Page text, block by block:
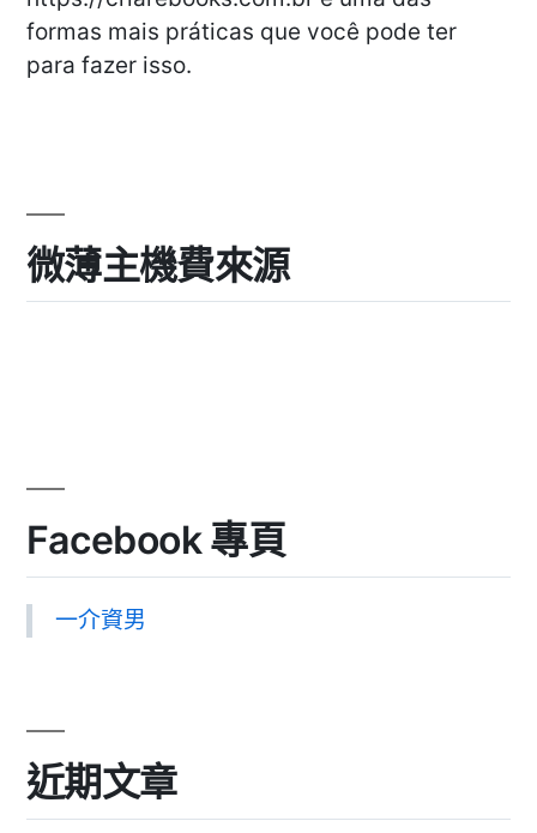
formas mais práticas que você pode ter
para fazer isso.
微薄主機費來源
Facebook 專頁
一介資男
近期文章